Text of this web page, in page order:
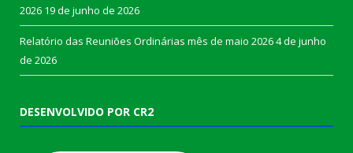
2026 19 de junho de 2026
Relatório das Reuniões Ordinárias mês de maio 20264 de junho
de 2026
DESENVOLVIDO POR CR2